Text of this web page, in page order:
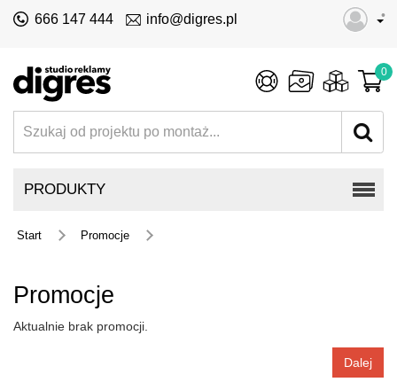
•
666 147 444 info@digres.pl
0
PRODUKTY
Start Promocje
Promocje
Aktualnie brak promocji.
Dalej